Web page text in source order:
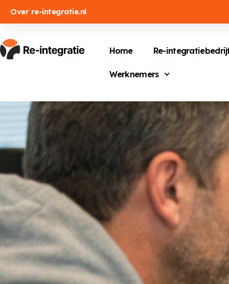
Over re-integratie.nl
Home Re-
Werknemers